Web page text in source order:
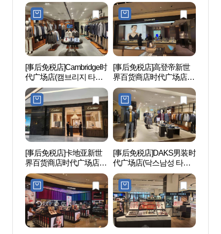
[事后免税店]Cambridge时
代广场店(캠브리지 타임
스퀘어점)
[事后免税店]高登帝新世
界百货商店时代广场店
(골든듀 신세계백화점 타
임스퀘어점)
[事后免税店]卡地亚新世
界百货商店时代广场店
(까르띠에 신세계백화점
타임스퀘어점)
[事后免税店]DAKS男装时
代广场店(닥스남성 타임
스퀘어점)